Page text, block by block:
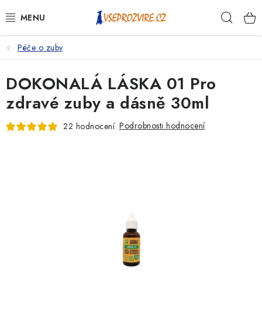
na
PSI
KOČKY
KONĚ
KRÁLÍCI/HLODAVCI/PTÁCI
Péče o zuby
DOKONALÁ LÁSKA 01 Pro
zdravé zuby a dásně 30ml
22 hodnocení Podrobnosti hodnocení